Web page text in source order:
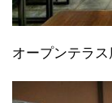
オープンテラス